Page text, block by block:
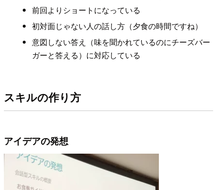
前回よりショートになっている
初対面じゃない人の話し方（夕食の時間ですね）
意図しない答え（味を聞かれているのにチーズバー
ガーと答える）に対応している
スキルの作り方
アイデアの発想